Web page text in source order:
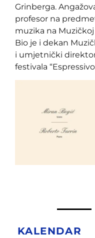
Grinberga.
profesor na
muzika na
Bio je i dekan
i umjetnički
festivala
KALENDAR